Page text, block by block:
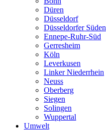
Düren
Düsseldorf
Düsseldorfer Süden
Ennepe-Ruhr-Süd
Gerresheim
Köln
Leverkusen
Linker Niederrhein
Neuss
Oberberg
Siegen
Solingen
Wuppertal
Umwelt